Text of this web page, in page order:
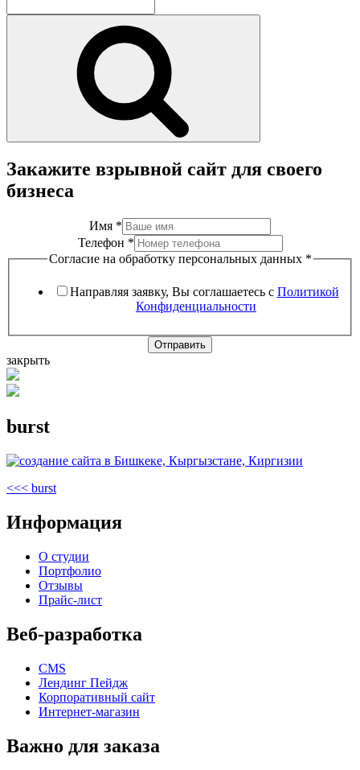
Закажите взрывной сайт для своего
бизнеса
Имя *
Телефон *
Согласие на обработку персональных данных *
Направляя заявку, Вы соглашаетесь с Политикой
Конфиденциальности
Отправить
закрыть
burst
Навигация
по
записям
Предыдущая
<<< burst
Информация
О студии
Портфолио
Отзывы
Прайс-лист
Веб-разработка
CMS
Лендинг Пейдж
Корпоративный сайт
Интернет-магазин
Важно для заказа